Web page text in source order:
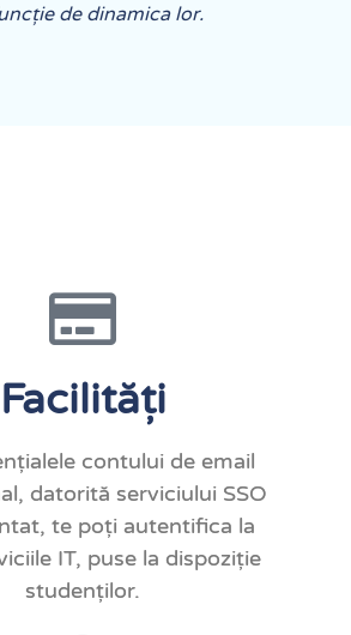
de dinamica lor.
Facilități
contului de email
datorită serviciului SSO
te poți autentifica la
IT, puse la dispoziție
studenților.